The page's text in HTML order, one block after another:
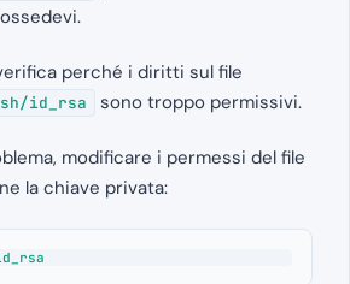
perché i diritti sul file
id_rsa sono troppo permissivi.
modificare i permessi del file
la chiave privata: